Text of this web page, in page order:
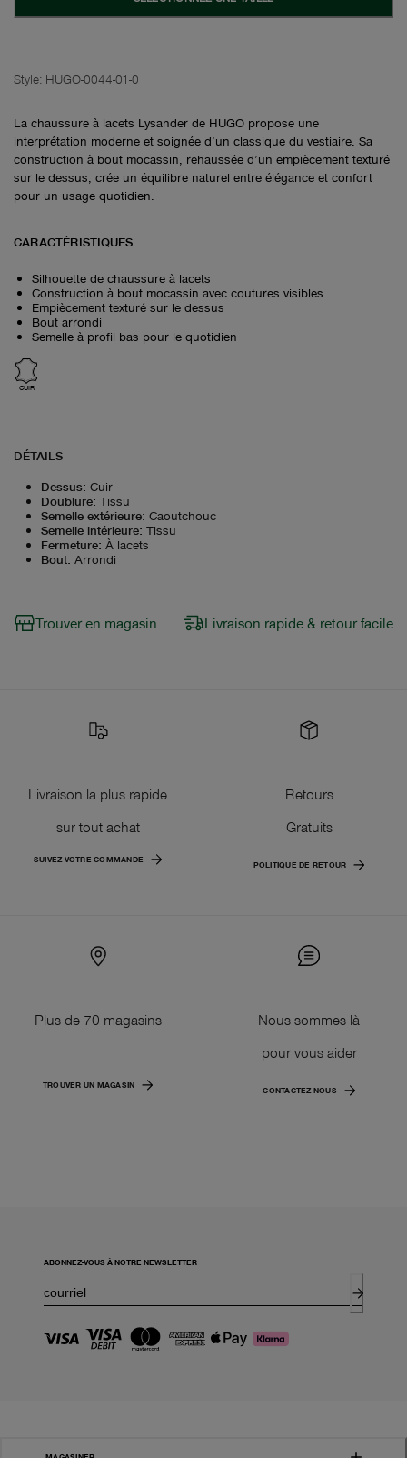
Style: HUGO-0044-01-0
La chaussure à lacets Lysander de HUGO propose une
interprétation moderne et soignée d’un classique du vestiaire. Sa
construction à bout mocassin, rehaussée d’un empiècement texturé
sur le dessus, crée un équilibre naturel entre élégance et confort
pour un usage quotidien.
CARACTÉRISTIQUES
Silhouette de chaussure à lacets
Construction à bout mocassin avec coutures visibles
Empiècement texturé sur le dessus
Bout arrondi
Semelle à profil bas pour le quotidien
CUIR
DÉTAILS
Dessus: Cuir
Doublure: Tissu
Semelle extérieure: Caoutchouc
Semelle intérieure: Tissu
Fermeture: À lacets
Bout: Arrondi
Trouver en magasin Livraison rapide & retour facile
Livraison la plus rapide
sur tout achat
SUIVEZ VOTRE COMMANDE
Retours
Gratuits
POLITIQUE DE RETOUR
Plus de 70 magasins
TROUVER UN MAGASIN
Nous sommes là
pour vous aider
CONTACTEZ-NOUS
ABONNEZ-VOUS À NOTRE NEWSLETTER